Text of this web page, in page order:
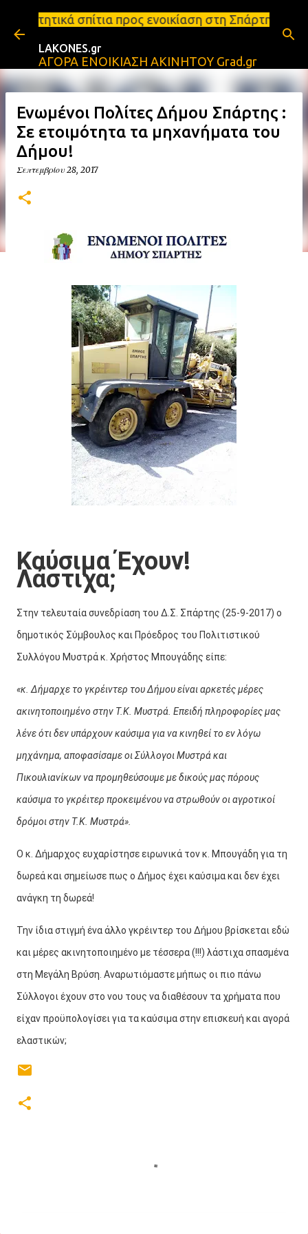
Μετάβαση στο κύριο περιεχόμενο
προς ενοικίαση στη Σπάρτη Ενοικιάσεις
LAKONES.gr
ΑΓΟΡΑ ΕΝΟΙΚΙΑΣΗ ΑΚΙΝΗΤΟΥ Grad.gr
Ενωμένοι Πολίτες Δήμου Σπάρτης :
Σε ετοιμότητα τα μηχανήματα του
Δήμου!
Σεπτεμβρίου 28, 2017
Καύσιμα Έχουν!
Λάστιχα;
Στην τελευταία συνεδρίαση του Δ.Σ. Σπάρτης (25-9-2017) ο
δημοτικός Σύμβουλος και Πρόεδρος του Πολιτιστικού
Συλλόγου Μυστρά κ. Χρήστος Μπουγάδης είπε:
«κ. Δήμαρχε το γκρέιντερ του Δήμου είναι αρκετές μέρες
ακινητοποιημένο στην Τ.Κ. Μυστρά. Επειδή πληροφορίες μας
λένε ότι δεν υπάρχουν καύσιμα για να κινηθεί το εν λόγω
μηχάνημα, αποφασίσαμε οι Σύλλογοι Μυστρά και
Πικουλιανίκων να προμηθεύσουμε με δικούς μας πόρους
καύσιμα το γκρέιτερ προκειμένου να στρωθούν οι αγροτικοί
δρόμοι στην Τ.Κ. Μυστρά».
Ο κ. Δήμαρχος ευχαρίστησε ειρωνικά τον κ. Μπουγάδη για τη
δωρεά και σημείωσε πως ο Δήμος έχει καύσιμα και δεν έχει
ανάγκη τη δωρεά!
Την ίδια στιγμή ένα άλλο γκρέιντερ του Δήμου βρίσκεται εδώ
και μέρες ακινητοποιημένο με τέσσερα (!!!) λάστιχα σπασμένα
στη Μεγάλη Βρύση. Αναρωτιόμαστε μήπως οι πιο πάνω
Σύλλογοι έχουν στο νου τους να διαθέσουν τα χρήματα που
είχαν προϋπολογίσει για τα καύσιμα στην επισκευή και αγορά
ελαστικών;